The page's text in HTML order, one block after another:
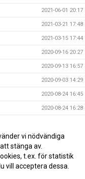
2021-06-01 20:17
2021-03-21 17:48
2021-03-15 17:44
2020-09-16 20:27
2020-09-13 16:57
2020-09-03 14:29
2020-08-24 16:45
2020-08-24 16:28
2019-09-03 20:12
2019-05-29 17:30
vi nödvändiga
stänga av.
t.ex. för statistik
vill acceptera dessa.